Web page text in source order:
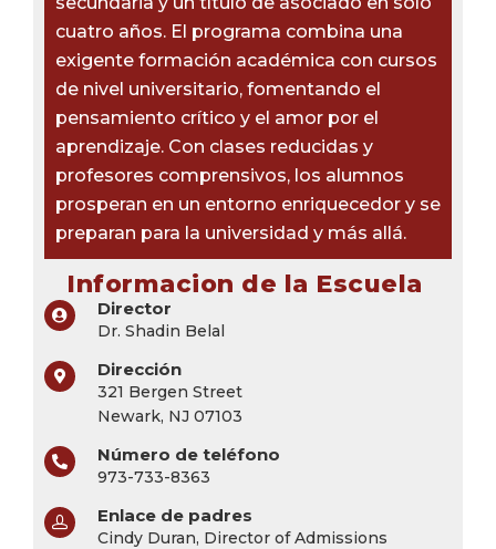
cuatro años. El programa combina una
exigente formación académica con cursos
de nivel universitario, fomentando el
pensamiento crítico y el amor por el
aprendizaje. Con clases reducidas y
profesores comprensivos, los alumnos
prosperan en un entorno enriquecedor y se
preparan para la universidad y más allá.
Informacion de la Escuela
Director
Dr. Shadin Belal
Dirección
321 Bergen Street
Newark, NJ 07103
Número de teléfono
973-733-8363
Enlace de padres
Cindy Duran, Director of Admissions